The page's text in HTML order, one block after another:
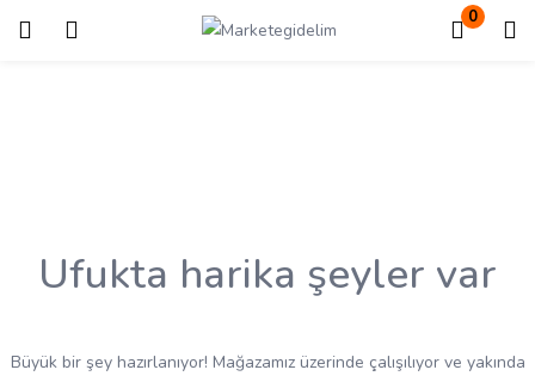
0
Giriş Kayıt ol
Ufukta harika şeyler var
Büyük bir şey hazırlanıyor! Mağazamız üzerinde çalışılıyor ve yakında